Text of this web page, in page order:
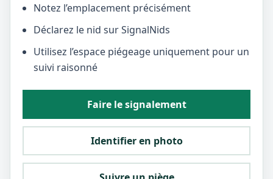
Notez l’emplacement précisément
Déclarez le nid sur SignalNids
Utilisez l’espace piégeage uniquement pour un
suivi raisonné
Faire le signalement
Identifier en photo